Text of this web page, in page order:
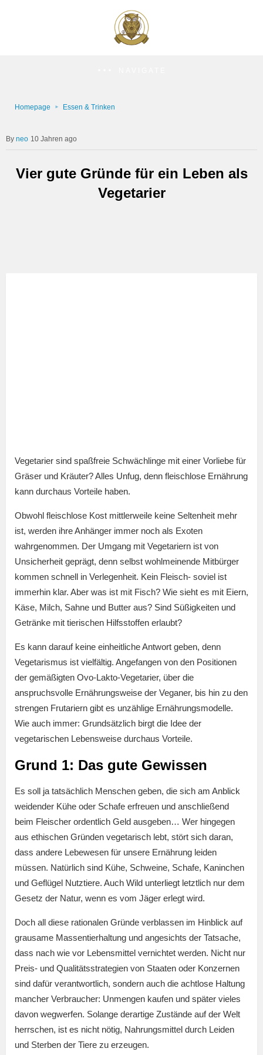
Homepage Essen & Trinken
neo 10 Jahren ago
Vier gute Gründe für ein Leben als
Vegetarier
Vegetarier sind spaßfreie Schwächlinge mit einer Vorliebe für
Gräser und Kräuter? Alles Unfug, denn fleischlose Ernährung
kann durchaus Vorteile haben.
Obwohl fleischlose Kost mittlerweile keine Seltenheit mehr
ist, werden ihre Anhänger immer noch als Exoten
wahrgenommen. Der Umgang mit Vegetariern ist von
Unsicherheit geprägt, denn selbst wohlmeinende Mitbürger
kommen schnell in Verlegenheit. Kein Fleisch- soviel ist
immerhin klar. Aber was ist mit Fisch? Wie sieht es mit Eiern,
Käse, Milch, Sahne und Butter aus? Sind Süßigkeiten und
Getränke mit tierischen Hilfsstoffen erlaubt?
Es kann darauf keine einheitliche Antwort geben, denn
Vegetarismus ist vielfältig. Angefangen von den Positionen
der gemäßigten Ovo-Lakto-Vegetarier, über die
anspruchsvolle Ernährungsweise der Veganer, bis hin zu den
strengen Frutariern gibt es unzählige Ernährungsmodelle.
Wie auch immer: Grundsätzlich birgt die Idee der
vegetarischen Lebensweise durchaus Vorteile.
Grund 1: Das gute Gewissen
Es soll ja tatsächlich Menschen geben, die sich am Anblick
weidender Kühe oder Schafe erfreuen und anschließend
beim Fleischer ordentlich Geld ausgeben… Wer hingegen
aus ethischen Gründen vegetarisch lebt, stört sich daran,
dass andere Lebewesen für unsere Ernährung leiden
müssen. Natürlich sind Kühe, Schweine, Schafe, Kaninchen
und Geflügel Nutztiere. Auch Wild unterliegt letztlich nur dem
Gesetz der Natur, wenn es vom Jäger erlegt wird.
Doch all diese rationalen Gründe verblassen im Hinblick auf
grausame Massentierhaltung und angesichts der Tatsache,
dass nach wie vor Lebensmittel vernichtet werden. Nicht nur
Preis- und Qualitätsstrategien von Staaten oder Konzernen
sind dafür verantwortlich, sondern auch die achtlose Haltung
mancher Verbraucher: Unmengen kaufen und später vieles
davon wegwerfen. Solange derartige Zustände auf der Welt
herrschen, ist es nicht nötig, Nahrungsmittel durch Leiden
und Sterben der Tiere zu erzeugen.